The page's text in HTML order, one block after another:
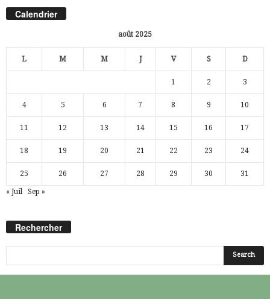
Calendrier
août 2025
L M M J V S D
1 2 3
4 5 6 7 8 9 10
11 12 13 14 15 16 17
18 19 20 21 22 23 24
25 26 27 28 29 30 31
« Juil Sep »
Rechercher